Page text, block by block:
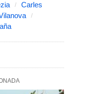
Carles